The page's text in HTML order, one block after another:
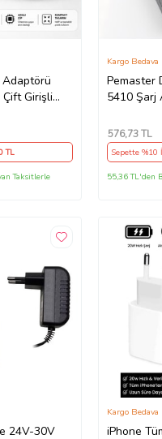
Adaptörü
Çift Girişli
TL
Taksitlerle
Pemaster
5410 Şarj
Kargo Bedava
576,73 TL
Sepette %10
55,36 TL'den
24V-30V
iPhone
Kargo Bedava